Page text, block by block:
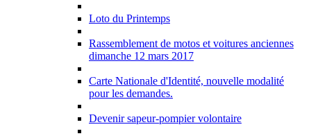
Loto du Printemps
Rassemblement de motos et voitures anciennes
dimanche 12 mars 2017
Carte Nationale d'Identité, nouvelle modalité
pour les demandes.
Devenir sapeur-pompier volontaire